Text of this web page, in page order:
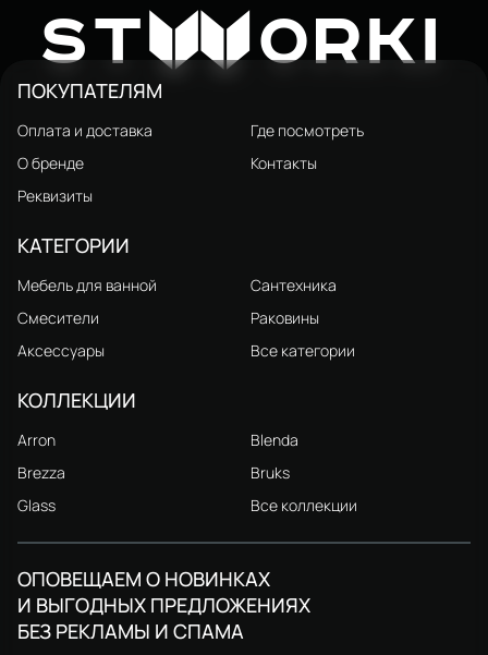
Молде 95 белая, раковина
Молде 15095-KL
26 971 ₽ 33 810 ₽
STW ORKI
ПОКУПАТЕЛЯМ
Оплата и доставка
Где посмотреть
О бренде
Контакты
Реквизиты
КАТЕГОРИИ
Мебель для ванной
Сантехника
Смесители
Раковины
Аксессуары
Все категории
КОЛЛЕКЦИИ
Arron
Blenda
Brezza
Bruks
Glass
Все коллекции
ОПОВЕЩАЕМ О НОВИНКАХ
И ВЫГОДНЫХ ПРЕДЛОЖЕНИЯХ
БЕЗ РЕКЛАМЫ И СПАМА